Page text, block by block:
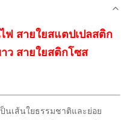
ฟ สายใยสแตปเปลสติก
ว สายใยสติกโซส
ป็นเส้นใยธรรมชาติและย่อย